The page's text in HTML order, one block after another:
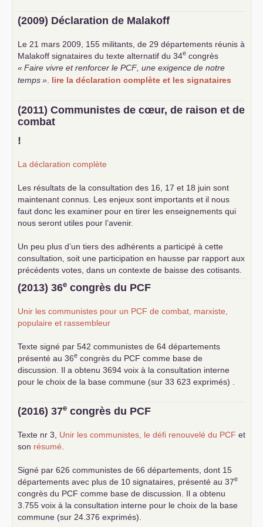
(2009) Déclaration de Malakoff
Le 21 mars 2009, 155 militants, de 29 départements réunis à
Malakoff signataires du texte alternatif du 34e congrès
«Faire vivre et renforcer le PCF , une exigence de notre
temps» lire la déclaration complète et les signataires
(2011) Communistes de cœur, de raison et de
combat
!
La déclaration complète
Les résultats de la consultation des 16, 17 et 18 juin sont
maintenant connus. Les enjeux sont importants et il nous
faut donc les examiner pour en tirer les enseignements qui
nous seront utiles pour l’avenir.
Un peu plus d’un tiers des adhérents a participé à cette
consultation, soit une participation en hausse par rapport aux
précédents votes, dans un contexte de baisse des cotisants.
... lire la suite
(2013) 36e congrès du PCF
Unir les communistes pour un PCF de combat, marxiste,
populaire et rassembleur
Texte signé par 542 communistes de 64 départements
présenté au 36e congrès du PCF comme base de
discussion. Il a obtenu 3694 voix à la consultation interne
pour le choix de la base commune (sur 33 623 exprimés) .
(2016) 37e congrès du PCF
Texte nr 3, Unir les communistes, le défi renouvelé du PCF et
son résumé
Signé par 626 communistes de 66 départements, dont 15
départements avec plus de 10 signataires, présenté au 37e
congrès du PCF comme base de discussion. Il a obtenu
3.755 voix à la consultation interne pour le choix de la base
commune (sur 24.376 exprimés).